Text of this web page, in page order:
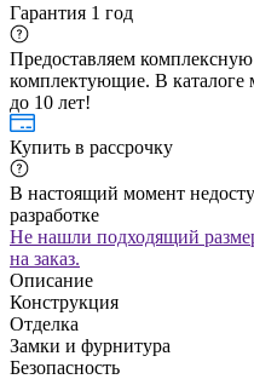
Гарантия 1 год
Предоставляем
комплектующие. В каталоге
до 10 лет!
Купить в рассрочку
В настоящий момент
разработке
Не нашли подходящий
на заказ.
Описание
Конструкция
Отделка
Замки и фурнитура
Безопасность